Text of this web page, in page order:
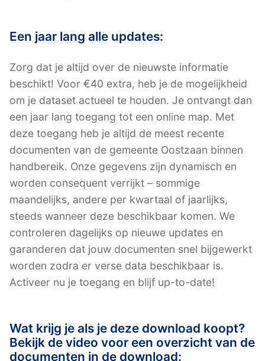
Een jaar lang alle updates:
Zorg dat je altijd over de nieuwste informatie
beschikt! Voor €40 extra, heb je de mogelijkheid
om je dataset actueel te houden. Je ontvangt dan
een jaar lang toegang tot een online map. Met
deze toegang heb je altijd de meest recente
documenten van de gemeente Oostzaan binnen
handbereik. Onze gegevens zijn dynamisch en
worden consequent verrijkt – sommige
maandelijks, andere per kwartaal of jaarlijks,
steeds wanneer deze beschikbaar komen. We
controleren dagelijks op nieuwe updates en
garanderen dat jouw documenten snel bijgewerkt
worden zodra er verse data beschikbaar is.
Activeer nu je toegang en blijf up-to-date!
Wat krijg je als je deze download koopt?
Bekijk de video voor een overzicht van de
documenten in de download: